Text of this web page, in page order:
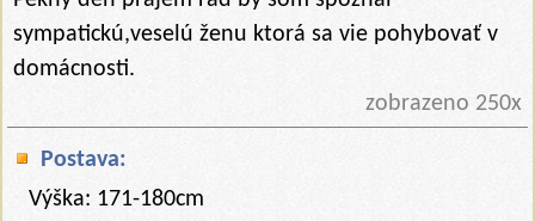
sympatickú,veselú ženu ktorá sa vie pohybovať v
domácnosti.
zobrazeno 250x
Postava:
Výška: 171-180cm